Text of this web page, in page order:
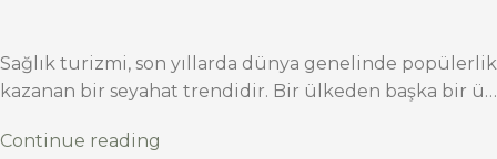
Sağlık turizmi, son yıllarda dünya genelinde popülerlik
kazanan bir seyahat trendidir. Bir ülkeden başka bir ü…
Continue reading